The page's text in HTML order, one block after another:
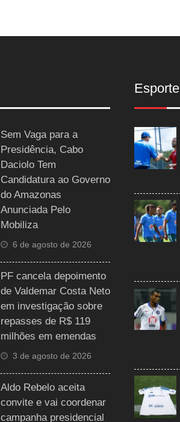
Sem Vaga para a
Presidência, Cabo
Daciolo Tem
Candidatura ao Governo
do Amazonas
Anunciada Pelo
Mobiliza
6 de agosto de 2026
PF cancela depoimento
de Valdemar Costa Neto
em investigação sobre
repasses de R$ 119
milhões em emendas
3 de agosto de 2026
Aldo Rebelo aceita
convite e vai coordenar
campanha presidencial
Esporte